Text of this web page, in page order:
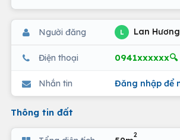
Người đăng L Lan Hương
Điện thoại 0941xxxxxx🔍
Nhắn tin Đăng nhập để
Thông tin đất
2